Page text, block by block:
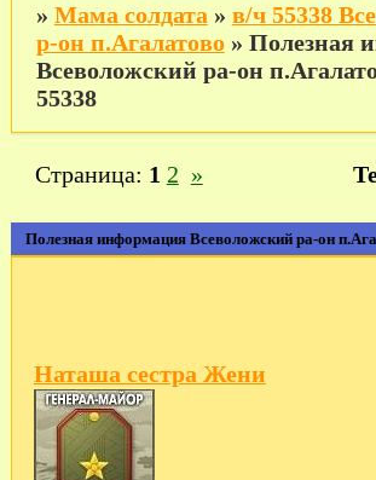
» Мама солдата » в/ч 55338
р-он п.Агалатово » Полезная
Всеволожский ра-он
55338
Полезная информация Всеволожский ра-он
Страница: 1 2 »
Наташа сестра Жени